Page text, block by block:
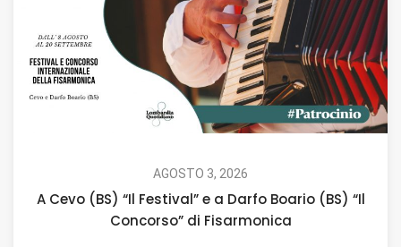
AGOSTO 3, 2026
A Cevo (BS) “Il Festival” e a Darfo Boario (BS) “Il
Concorso” di Fisarmonica